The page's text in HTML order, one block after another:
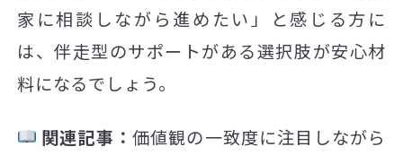
家に相談しながら進めたい」と感じる方に
は、伴走型のサポートがある選択肢が安心材
料になるでしょう。
関連記事： 価値観の一致度に注目しながら